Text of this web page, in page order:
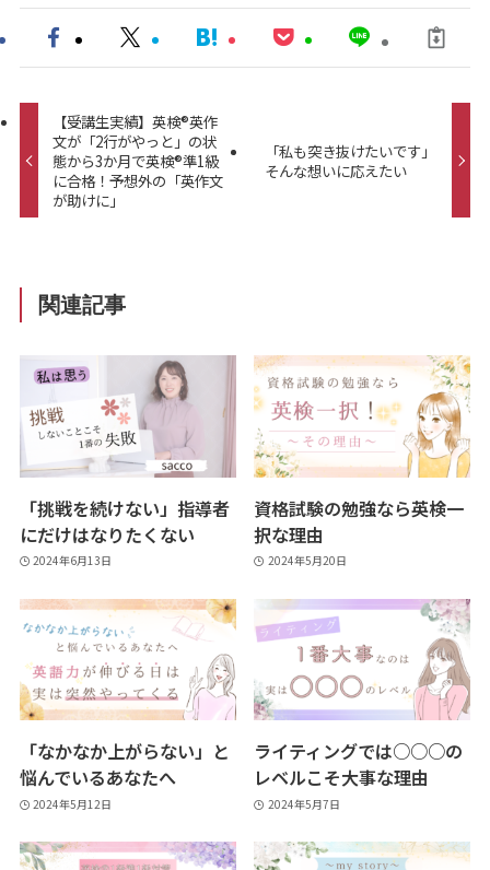
【受講生実績】英検®英作
文が「2行がやっと」の状
態から3か月で英検®準1級
に合格！予想外の「英作文
が助けに」
「私も突き抜けたいです」
そんな想いに応えたい
関連記事
「挑戦を続けない」指導者
にだけはなりたくない
2024年6月13日
資格試験の勉強なら英検一
択な理由
2024年5月20日
「なかなか上がらない」と
悩んでいるあなたへ
2024年5月12日
ライティングでは○○○の
レベルこそ大事な理由
2024年5月7日